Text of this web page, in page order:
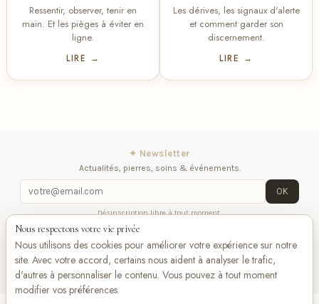
Ressentir, observer, tenir en
main. Et les pièges à éviter en
ligne.
LIRE →
Les dérives, les signaux d'alerte
et comment garder son
discernement.
LIRE →
✦ Newsletter
Actualités, pierres, soins & événements.
OK
Désinscription libre à tout moment.
Mentions légales
nous
Nous respectons votre vie privée
Nous utilisons des cookies pour améliorer votre expérience sur notre
site. Avec votre accord, certains nous aident à analyser le trafic,
d'autres à personnaliser le contenu. Vous pouvez à tout moment
modifier vos préférences.